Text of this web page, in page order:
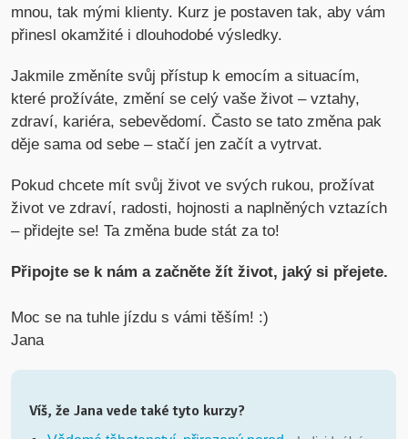
mnou, tak mými klienty. Kurz je postaven tak, aby vám
přinesl okamžité i dlouhodobé výsledky.
Jakmile změníte svůj přístup k emocím a situacím,
které prožíváte, změní se celý vaše život – vztahy,
zdraví, kariéra, sebevědomí. Často se tato změna pak
děje sama od sebe – stačí jen začít a vytrvat.
Pokud chcete mít svůj život ve svých rukou, prožívat
život ve zdraví, radosti, hojnosti a naplněných vztazích
– přidejte se! Ta změna bude stát za to!
Připojte se k nám a začněte žít život, jaký si přejete.
Moc se na tuhle jízdu s vámi těším! :)
Jana
Víš, že Jana vede také tyto kurzy?